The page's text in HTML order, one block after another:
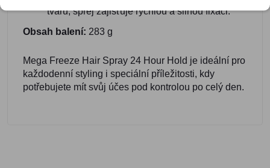
tvaru, sprej zajišťuje rychlou a silnou fixaci.
Obsah balení: 283 g
Mega Freeze Hair Spray 24 Hour Hold je ideální pro
každodenní styling i speciální příležitosti, kdy
potřebujete mít svůj účes pod kontrolou po celý den.